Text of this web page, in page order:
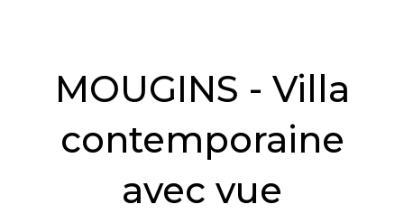
MOUGINS - Villa
contemporaine
avec vue